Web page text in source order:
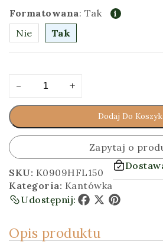
Formatowana: Tak
Nie
Tak
-
Kantówka
9x9x150
[cm]
Heblowana,
Formatowana
+
Dodaj Do
Alternative:
Zapytaj o
SKU: K0909HFL150
Kategoria: Kantówka
Udostępnij:
Opis produktu